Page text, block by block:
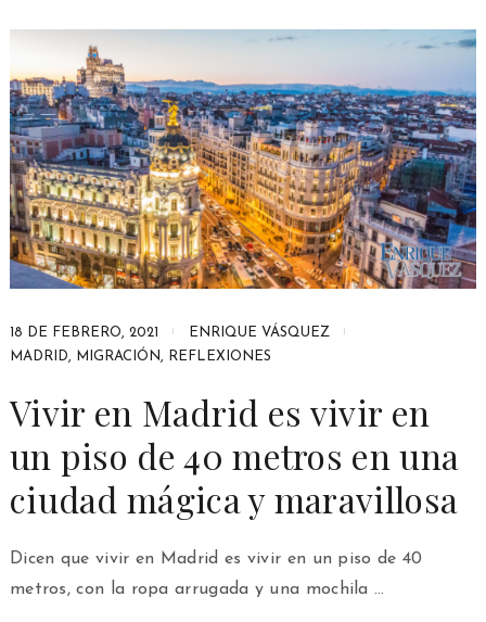
18 DE FEBRERO, 2021
ENRIQUE VÁSQUEZ
MADRID
MIGRACIÓN REFLEXIONES
Vivir en Madrid es vivir en
un piso de 40 metros en una
ciudad mágica y maravillosa
Dicen que vivir en Madrid es vivir en un piso de 40
metros, con la ropa arrugada y una mochila …